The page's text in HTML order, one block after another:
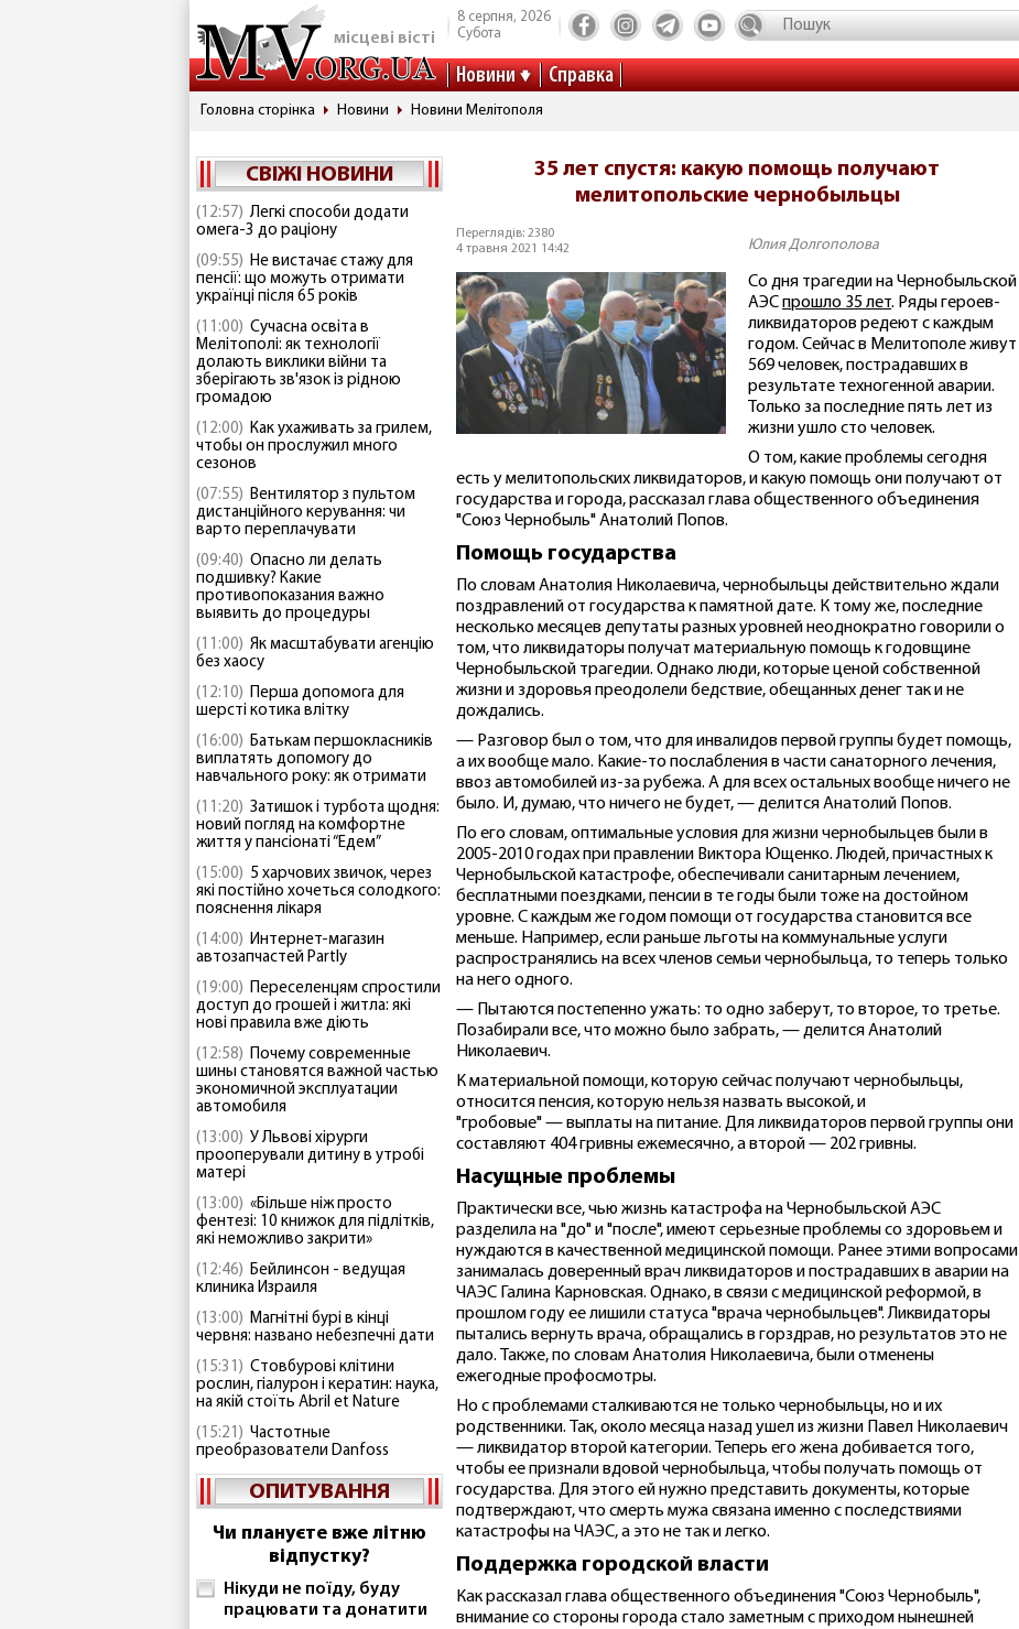
місцеві вісті
8 серпня, 2026
Субота
Новини Справка
Головна сторінка Новини Новини Мелітополя
СВІЖІ НОВИНИ
(12:57) Легкі способи додати
омега-3 до раціону
(09:55) Не вистачає стажу для
пенсії: що можуть отримати
українці після 65 років
(11:00) Сучасна освіта в
Мелітополі: як технології
долають виклики війни та
зберігають зв'язок із рідною
громадою
(12:00) Как ухаживать за грилем,
чтобы он прослужил много
сезонов
(07:55) Вентилятор з пультом
дистанційного керування: чи
варто переплачувати
(09:40) Опасно ли делать
подшивку? Какие
противопоказания важно
выявить до процедуры
(11:00) Як масштабувати агенцію
без хаосу
(12:10) Перша допомога для
шерсті котика влітку
(16:00) Батькам першокласників
виплатять допомогу до
навчального року: як отримати
(11:20) Затишок і турбота щодня:
новий погляд на комфортне
життя у пансіонаті “Едем”
(15:00) 5 харчових звичок, через
які постійно хочеться солодкого:
пояснення лікаря
(14:00) Интернет-магазин
автозапчастей Partly
(19:00) Переселенцям спростили
доступ до грошей і житла: які
нові правила вже діють
(12:58) Почему современные
шины становятся важной частью
экономичной эксплуатации
автомобиля
(13:00) У Львові хірурги
прооперували дитину в утробі
матері
(13:00) «Більше ніж просто
фентезі: 10 книжок для підлітків,
які неможливо закрити»
(12:46) Бейлинсон - ведущая
клиника Израиля
(13:00) Магнітні бурі в кінці
червня: названо небезпечні дати
(15:31) Стовбурові клітини
рослин, гіалурон і кератин: наука,
на якій стоїть Abril et Nature
(15:21) Частотные
преобразователи Danfoss
ОПИТУВАННЯ
Чи плануєте вже літню
відпустку?
Нікуди не поїду, буду
працювати та донатити
35 лет спустя: какую помощь получают
мелитопольские чернобыльцы
Переглядів: 2380
4 травня 2021 14:42
Юлия Долгополова
Со дня трагедии на Чернобыльской
АЭСпрошло 35 лет. Ряды героев-
ликвидаторов редеют с каждым
годом. Сейчас в Мелитополе живут
569 человек, пострадавших в
результате техногенной аварии.
Только за последние пять лет из
жизни ушло сто человек.
О том, какие проблемы сегодня
есть у мелитопольских ликвидаторов, и какую помощь они получают от
государства и города, рассказал глава общественного объединения
"Союз Чернобыль" Анатолий Попов.
Помощь государства
По словам Анатолия Николаевича, чернобыльцы действительно ждали
поздравлений от государства к памятной дате. К тому же, последние
несколько месяцев депутаты разных уровней неоднократно говорили о
том, что ликвидаторы получат материальную помощь к годовщине
Чернобыльской трагедии. Однако люди, которые ценой собственной
жизни и здоровья преодолели бедствие, обещанных денег так и не
дождались.
— Разговор был о том, что для инвалидов первой группы будет помощь,
а их вообще мало. Какие-то послабления в части санаторного лечения,
ввоз автомобилей из-за рубежа. А для всех остальных вообще ничего не
было. И, думаю, что ничего не будет, — делится Анатолий Попов.
По его словам, оптимальные условия для жизни чернобыльцев были в
2005-2010 годах при правлении Виктора Ющенко. Людей, причастных к
Чернобыльской катастрофе, обеспечивали санитарным лечением,
бесплатными поездками, пенсии в те годы были тоже на достойном
уровне. С каждым же годом помощи от государства становится все
меньше. Например, если раньше льготы на коммунальные услуги
распространялись на всех членов семьи чернобыльца, то теперь только
на него одного.
— Пытаются постепенно ужать: то одно заберут, то второе, то третье.
Позабирали все, что можно было забрать, — делится Анатолий
Николаевич.
К материальной помощи, которую сейчас получают чернобыльцы,
относится пенсия, которую нельзя назвать высокой, и
"гробовые" — выплаты на питание. Для ликвидаторов первой группы они
составляют 404 гривны ежемесячно, а второй — 202 гривны.
Насущные проблемы
Практически все, чью жизнь катастрофа на Чернобыльской АЭС
разделила на "до" и "после", имеют серьезные проблемы со здоровьем и
нуждаются в качественной медицинской помощи. Ранее этими вопросами
занималась доверенный врач ликвидаторов и пострадавших в аварии на
ЧАЭС Галина Карновская. Однако, в связи с медицинской реформой, в
прошлом году ее лишили статуса "врача чернобыльцев". Ликвидаторы
пытались вернуть врача, обращались в горздрав, но результатов это не
дало. Также, по словам Анатолия Николаевича, были отменены
ежегодные профосмотры.
Но с проблемами сталкиваются не только чернобыльцы, но и их
родственники. Так, около месяца назад ушел из жизни Павел Николаевич
— ликвидатор второй категории. Теперь его жена добивается того,
чтобы ее признали вдовой чернобыльца, чтобы получать помощь от
государства. Для этого ей нужно представить документы, которые
подтверждают, что смерть мужа связана именно с последствиями
катастрофы на ЧАЭС, а это не так и легко.
Поддержка городской власти
Как рассказал глава общественного объединения "Союз Чернобыль",
внимание со стороны города стало заметным с приходом нынешней